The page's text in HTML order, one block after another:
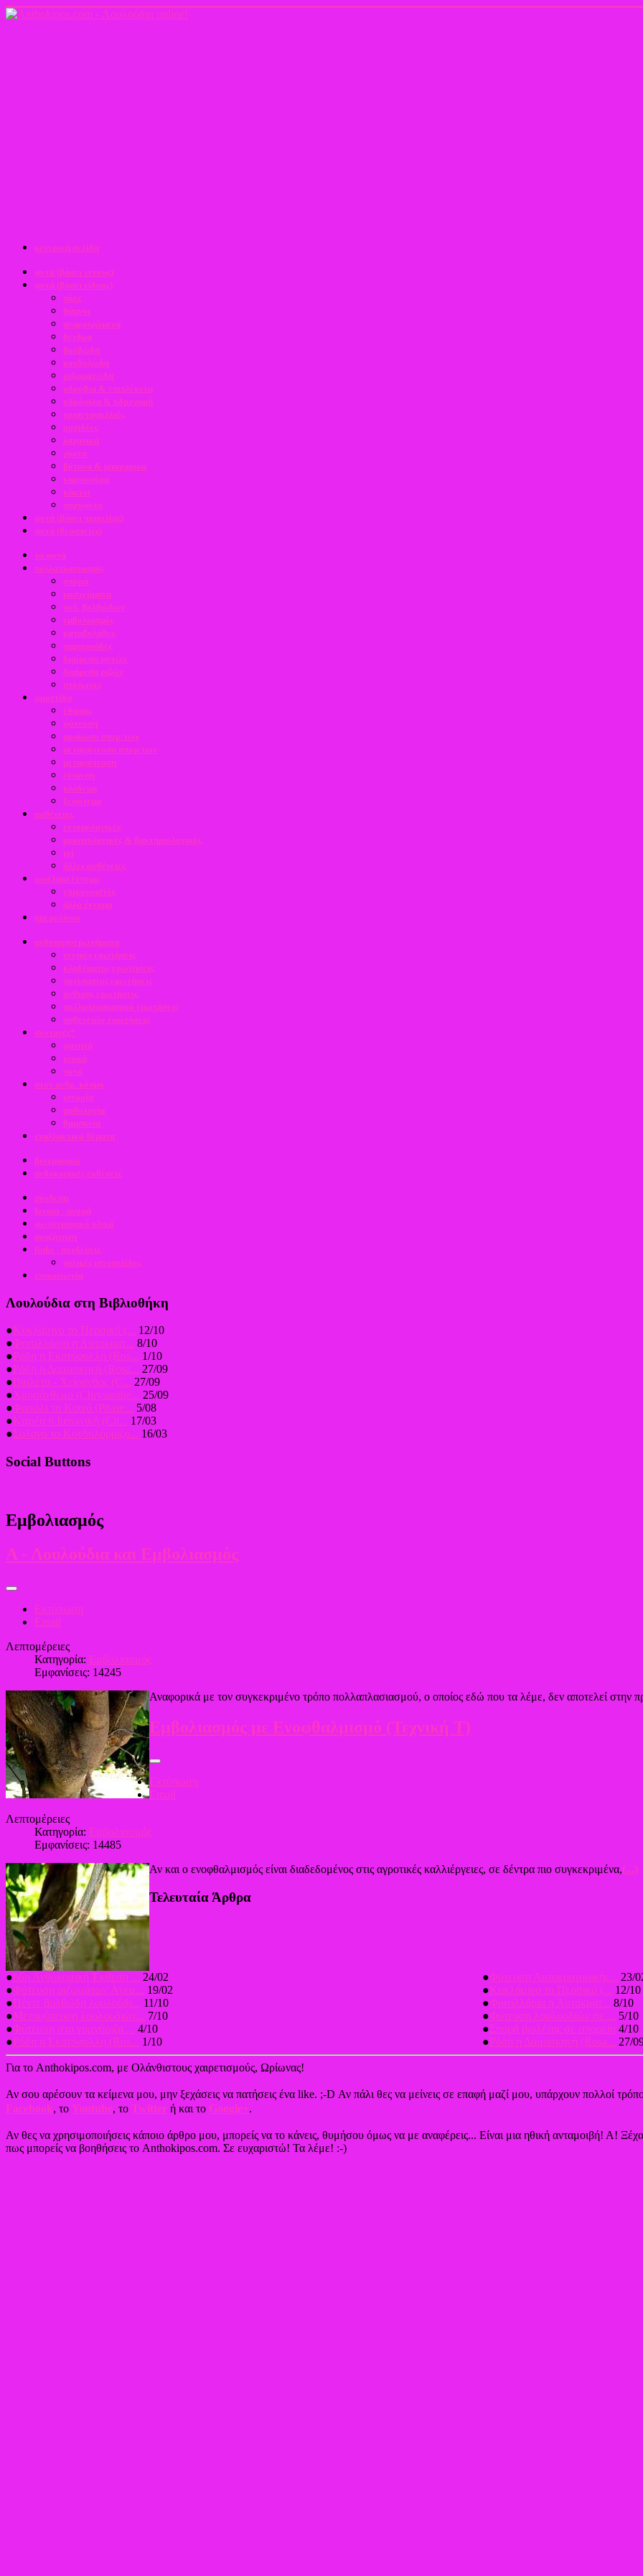
κεντρική σελίδα
φυτά (βάσει γένους)
φυτά (βάσει είδους)
πόες
θάμνοι
αναρριχώμενα
δένδρα
βολβώδη
κονδυλώδη
ριζωματώδη
υδρόβια & επιπλέοντα
υδρόφιλα & υδροχαρή
τριανταφυλλιές
ορχιδέες
λαχανικά
χόρτα
βότανα & μπαχαρικά
καρποφόρα
κάκτοι
παχύφυτα
φυτά (βάσει ποικιλίας)
φυτά (θεραπείες)
τα φυτά
πολλαπλασιασμός
σπορά
μοσχεύματα
πολ. βολβώδων
εμβολιασμός
καταβολάδες
παραφυάδες
διαίρεση φυτών
διαίρεση ριζών
στόλωνες
φροντίδα
έδαφος
φύτευση
αραίωση σπορ/των
μεταφύτευση σπορ/των
μεταφύτευση
λίπανση
κλάδεμα
ξεφύτεμα
ασθένειες
εντομολογικές
μυκητολογικές & βακτηριολογικές
ιοί
άλλες ασθένειες
ωφέλιμα έντομα
επικονιαστές
άλλα έντομα
ημερολόγιο
ανθοκηποερωτήματα
γενικές ερωτήσεις
κλαδέματος ερωτήσεις
ποτίσματος ερωτήσεις
άνθισης ερωτήσεις
πολλαπλασιασμού ερωτήσεις
ασθενειών ερωτήσεις
συνταγές*
φαγητά
γλυκά
ποτά
στον ανθρ. κόσμο
ιστορία
μυθολογία
θρησκεία
εναλλακτικά θέματα
βιογραφικό
ανθοκομικές εκθέσεις
σύνδεση
forum - αγορά
φωτογραφικό υλικό
αναζήτηση
links - συνδέσεις
φιλικές ιστοσελίδες
επικοινωνία
Λουλούδια στη Βιβλιοθήκη
●Κυκλάμινο το Περσικό (... 12/10
●Φριτιλλάρια η Αυτοκρατ... 8/10
●Ρόδη η Εκατόφυλλη (Ros... 1/10
●Ρόδη η Δαμασκηνή (Rosa... 27/09
●Βιολέτα - Χείρανθος (C... 27/09
●Χρυσάνθεμο (Chrysanthe... 25/09
●Φασόλι το Κοινό (Phase... 5/08
●Κιτρέα η Ιαπωνική (Cit... 17/03
●Σολανό το Κονδυλόρριζο... 16/03
Social Buttons
Εμβολιασμός
Α - Λουλούδια και Εμβολιασμός
Εκτύπωση
Email
Λεπτομέρειες
Κατηγορία: Εμβολιασμός
Εμφανίσεις: 14245
Αναφορικά με τον συγκεκριμένο τρόπο πολλαπλασιασμού, ο οποίος εδώ που τα λέμε, δεν αποτελεί στην
Εμβολιασμός με Ενοφθαλμισμό (Τεχνική Τ)
Εκτύπωση
Email
Λεπτομέρειες
Κατηγορία: Εμβολιασμός
Εμφανίσεις: 14485
Αν και ο ενοφθαλμισμός είναι διαδεδομένος στις αγροτικές καλλιέργειες, σε δέντρα πιο συγκεκριμένα,(...)
Τελευταία Άρθρα
●66η Ανθοκομική Έκθεση ... 24/02 ●Φύτευση Αυτοκρατορικής... 23/
●Φύτευση ριζωμάτων Aνεμ... 19/02 ●Κυκλάμινο το Περσικό (... 12/10
●Πέντε βολβώδη λουλούδι... 11/10 ●Φριτιλλάρια η Αυτοκρατ... 8/10
●Μεταφύτευση λουλουδιών... 7/10 ●Φύτευση λουλουδιών σε ... 5/10
●Φύτευση στα γυμνόριζα ... 4/10 ●Σπορά βιολέτας σε σπορείο 4/10
●Ρόδη η Εκατόφυλλη (Ros... 1/10 ●Ρόδη η Δαμασκηνή (Rosa... 27/
Για το Anthokipos.com, με Ολάνθιστους χαιρετισμούς, Ωρίωνας!
Αν σου αρέσουν τα κείμενα μου, μην ξεχάσεις να πατήσεις ένα like. ;-D Αν πάλι θες να μείνεις σε επαφή μαζί μου, υπάρχουν πολλοί
Facebook, το Youtube, το Twitter ή και το Google+.
Αν θες να χρησιμοποιήσεις κάποιο άρθρο μου, μπορείς να το κάνεις, θυμήσου όμως να με αναφέρεις... Είναι μια ηθική ανταμοιβή! Α!
πως μπορείς να βοηθήσεις το Anthokipos.com. Σε ευχαριστώ! Τα λέμε! :-)